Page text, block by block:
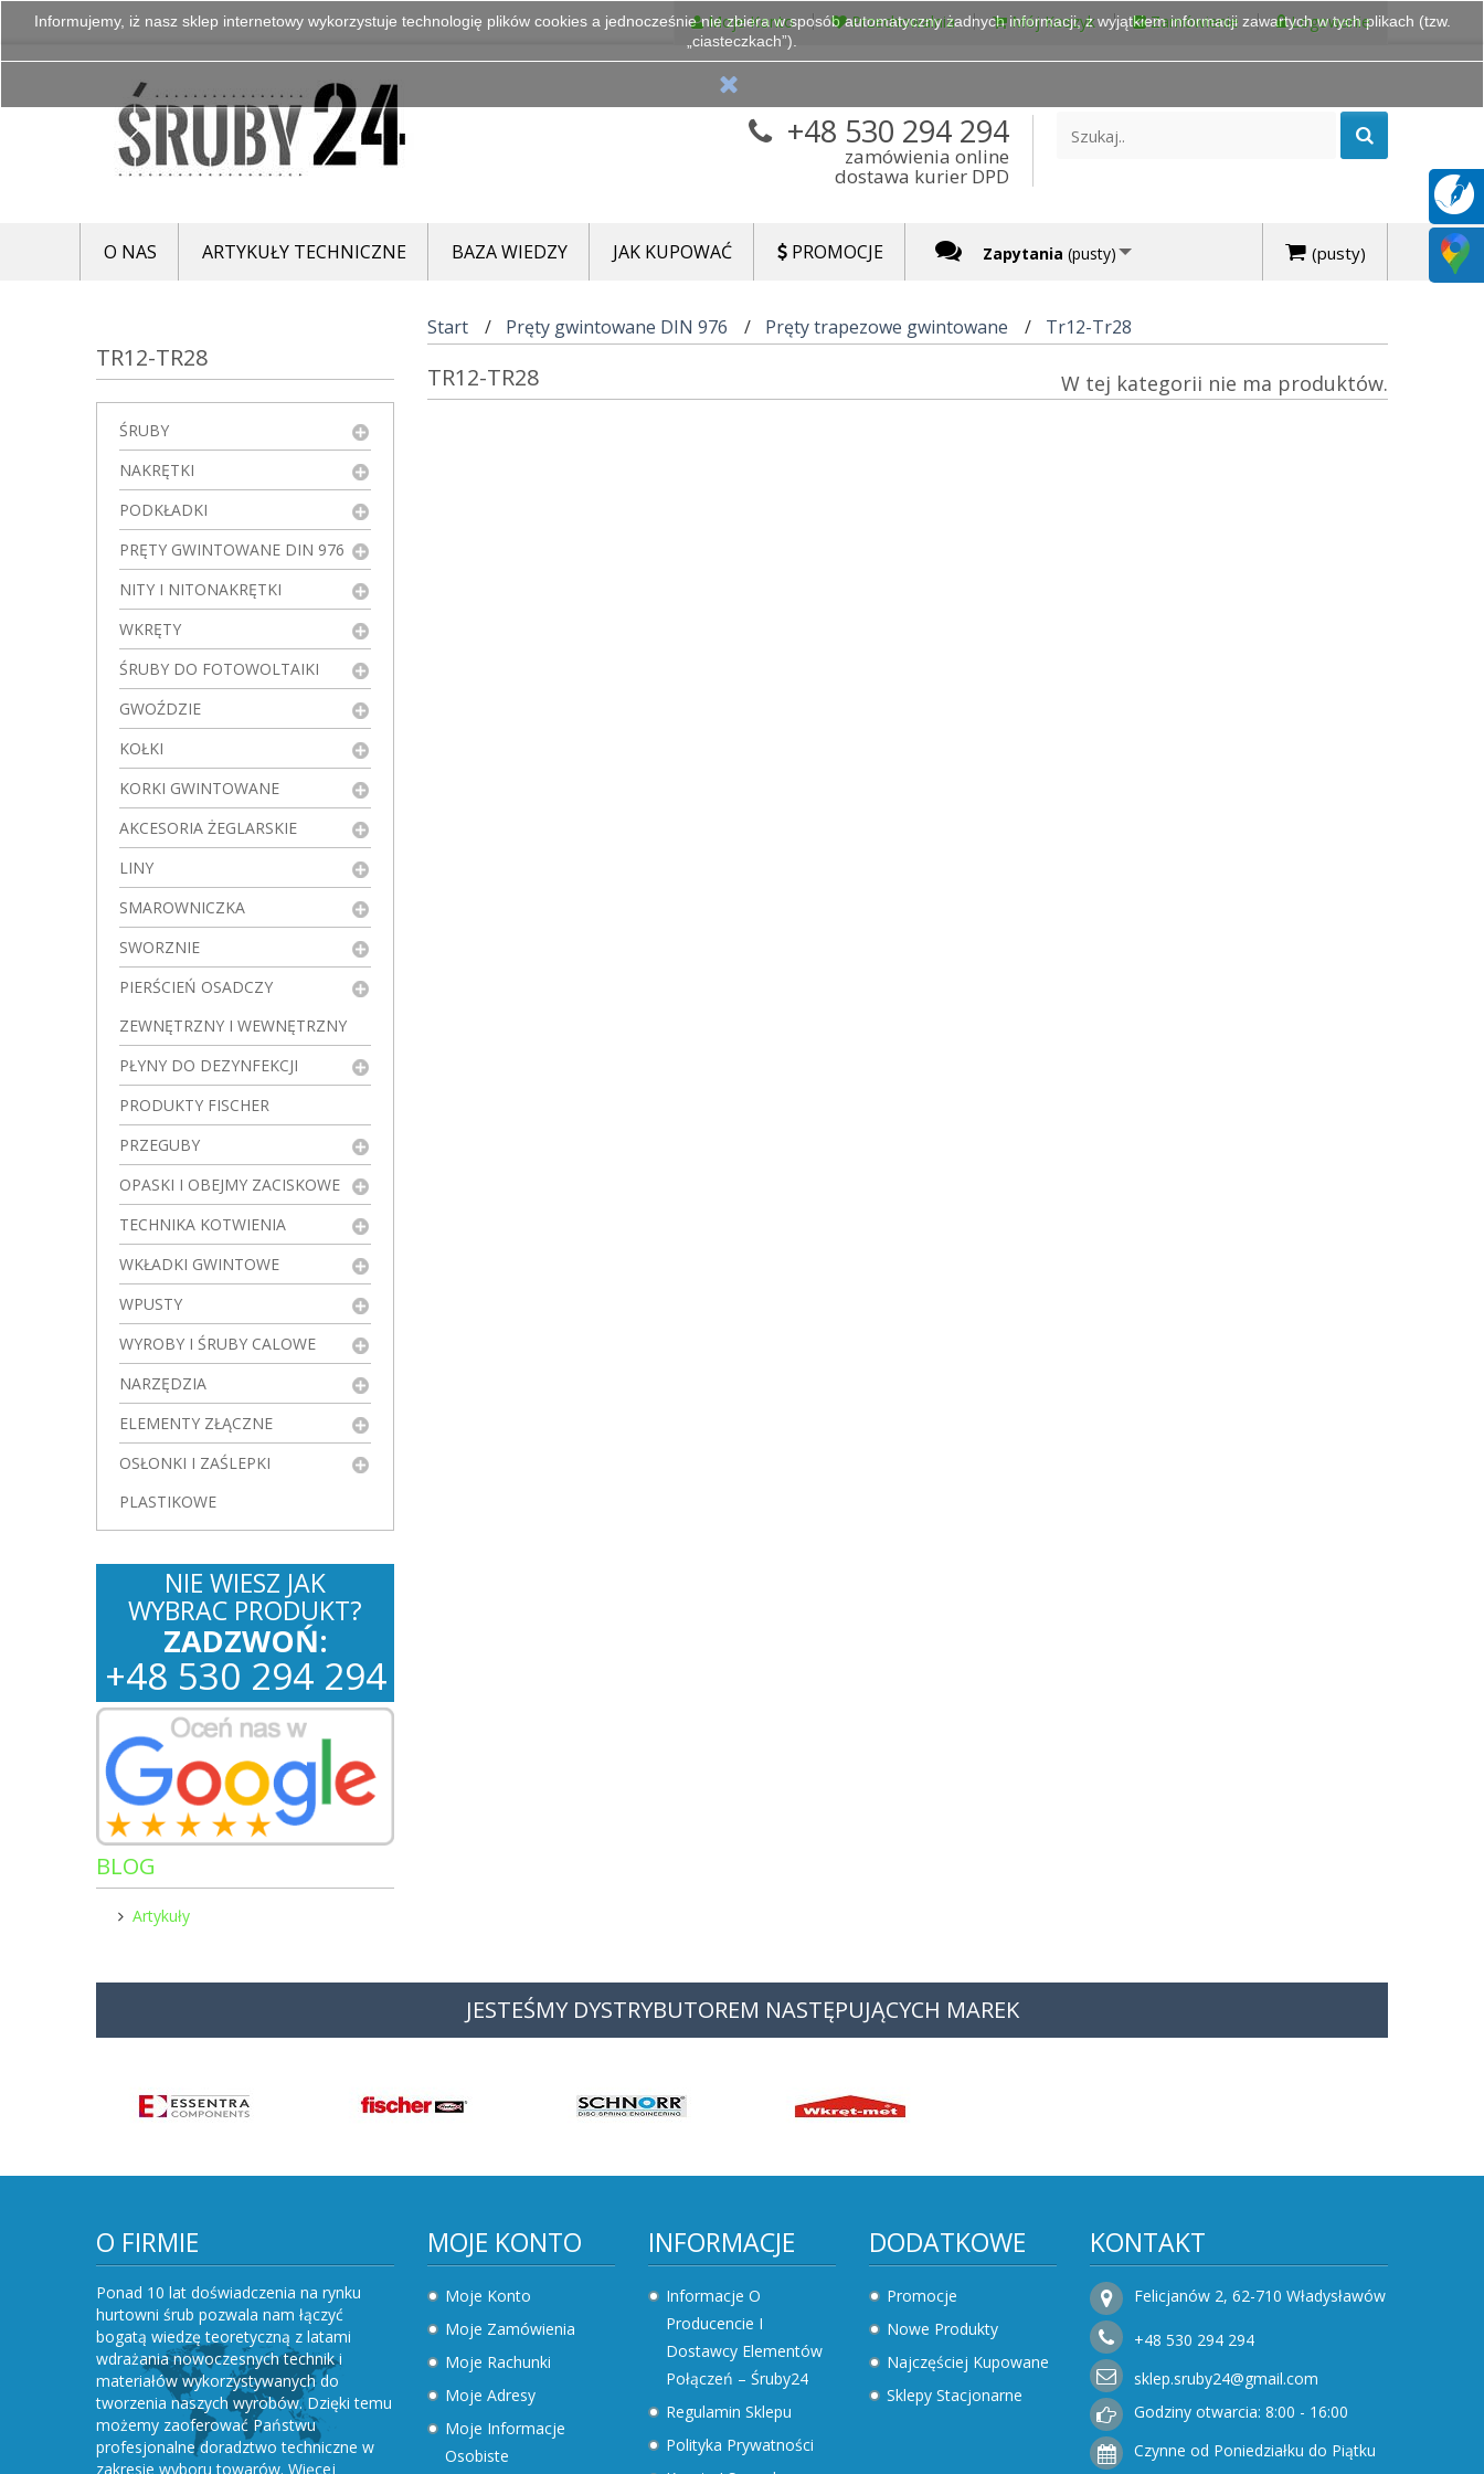
Moje Konto Przechowalnia Mój Koszyk Zamówienie Logowanie
(pusty)
+48 530 294 294
zamówienia online
dostawa kurier DPD
Zapytania (pusty)
O NAS ARTYKUŁY TECHNICZNE BAZA WIEDZY JAK KUPOWAĆ PROMOCJE
TR12-TR28
ŚRUBY
NAKRĘTKI
PODKŁADKI
PRĘTY GWINTOWANE DIN 976
NITY I NITONAKRĘTKI
WKRĘTY
ŚRUBY DO FOTOWOLTAIKI
GWOŹDZIE
KOŁKI
KORKI GWINTOWANE
AKCESORIA ŻEGLARSKIE
LINY
SMAROWNICZKA
SWORZNIE
PIERŚCIEŃ OSADCZY
ZEWNĘTRZNY I WEWNĘTRZNY
PŁYNY DO DEZYNFEKCJI
PRODUKTY FISCHER
PRZEGUBY
OPASKI I OBEJMY ZACISKOWE
TECHNIKA KOTWIENIA
WKŁADKI GWINTOWE
WPUSTY
WYROBY I ŚRUBY CALOWE
NARZĘDZIA
ELEMENTY ZŁĄCZNE
OSŁONKI I ZAŚLEPKI
PLASTIKOWE
NIE WIESZ JAK
WYBRAC PRODUKT?
ZADZWOŃ:
+48 530 294 294
BLOG
Artykuły
Start Pręty gwintowane DIN 976 Pręty trapezowe gwintowane Tr12-Tr28
TR12-TR28 W tej kategorii nie ma produktów.
JESTEŚMY DYSTRYBUTOREM NASTĘPUJĄCYCH MAREK
O FIRMIE
Ponad 10 lat doświadczenia na rynku
hurtowni śrub pozwala nam łączyć
bogatą wiedzę teoretyczną z latami
wdrażania nowoczesnych technik i
materiałów wykorzystywanych do
tworzenia naszych wyrobów. Dzięki temu
możemy zaoferować Państwu
profesjonalne doradztwo techniczne w
zakresie wyboru towarów. Więcej
MOJE KONTO
Moje Konto
Moje Zamówienia
Moje Rachunki
Moje Adresy
Moje Informacje
Osobiste
INFORMACJE
Informacje O
Producencie I
Dostawcy Elementów
Połączeń – Śruby24
Regulamin Sklepu
Polityka Prywatności
DODATKOWE
Promocje
Nowe Produkty
Najczęściej Kupowane
Sklepy Stacjonarne
KONTAKT
Felicjanów 2, 62-710 Władysławów
+48 530 294 294
sklep.sruby24@gmail.com
Godziny otwarcia: 8:00 - 16:00
Czynne od Poniedziałku do Piątku
Informujemy, iż nasz sklep internetowy wykorzystuje technologię plików cookies a jednocześnie nie zbiera w sposób automatyczny żadnych informacji, z wyjątkiem informacji zawartych w tych plikach (tzw.
„ciasteczkach”).